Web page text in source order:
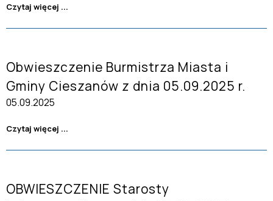
Czytaj więcej ...
Obwieszczenie Burmistrza Miasta i
Gminy Cieszanów z dnia 05.09.2025 r.
05.09.2025
Czytaj więcej ...
OBWIESZCZENIE Starosty